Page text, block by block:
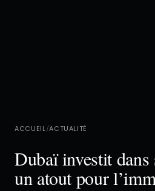
ACCUEIL/ACTUALITÉ
Dubaï investit dans
un atout pour